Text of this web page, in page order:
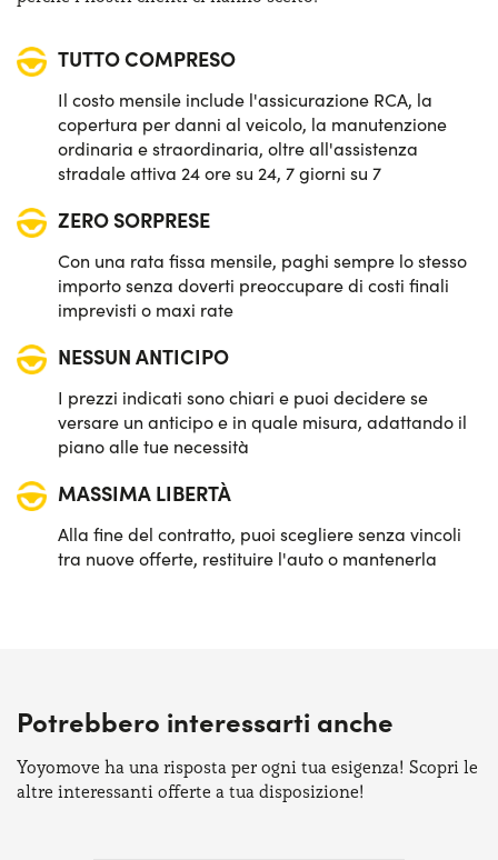
Sistema di avviso e mantenimento della corsia
Sistema di frenata d'emergenza attiva
TUTTO COMPRESO
Il costo mensile include l'assicurazione RCA, la
copertura per danni al veicolo, la manutenzione
ordinaria e straordinaria, oltre all'assistenza
stradale attiva 24 ore su 24, 7 giorni su 7
ZERO SORPRESE
Con una rata fissa mensile, paghi sempre lo stesso
importo senza doverti preoccupare di costi finali
imprevisti o maxi rate
NESSUN ANTICIPO
I prezzi indicati sono chiari e puoi decidere se
versare un anticipo e in quale misura, adattando il
piano alle tue necessità
MASSIMA LIBERTÀ
Alla fine del contratto, puoi scegliere senza vincoli
tra nuove offerte, restituire l'auto o mantenerla
Potrebbero interessarti anche
Yoyomove ha una risposta per ogni tua esigenza! Scopri le
altre interessanti offerte a tua disposizione!